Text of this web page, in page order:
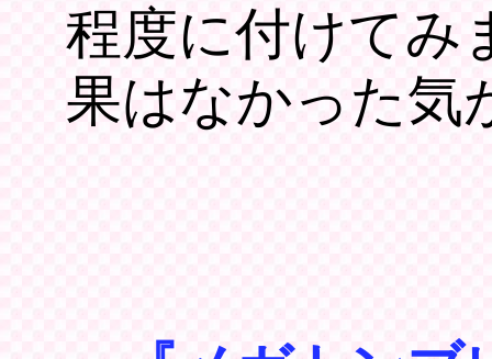
程度に付けてみ
果はなかった気